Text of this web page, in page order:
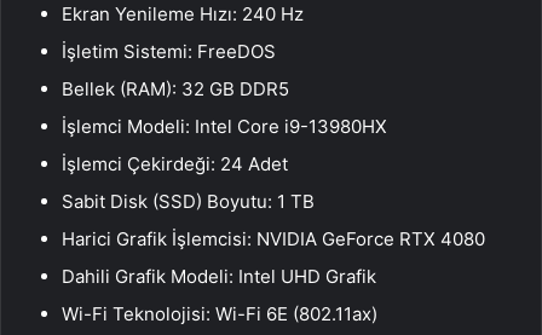
Ekran Yenileme Hızı: 240 Hz
İşletim Sistemi: FreeDOS
Bellek (RAM): 32 GB DDR5
İşlemci Modeli: Intel Core i9-13980HX
İşlemci Çekirdeği: 24 Adet
Sabit Disk (SSD) Boyutu: 1 TB
Harici Grafik İşlemcisi: NVIDIA GeForce RTX 4080
Dahili Grafik Modeli: Intel UHD Grafik
Wi-Fi Teknolojisi: Wi-Fi 6E (802.11ax)